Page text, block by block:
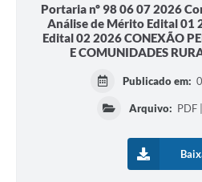
Portaria nº 98 06 07 2026
Análise de Mérito Edital 01
Edital 02 2026 CONEXÃO
E COMUNIDADES
Publicado em:
Arquivo: PDF